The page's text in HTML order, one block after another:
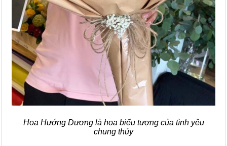
Hoa Hướng Dương là hoa biểu tượng của tình yêu
chung thủy